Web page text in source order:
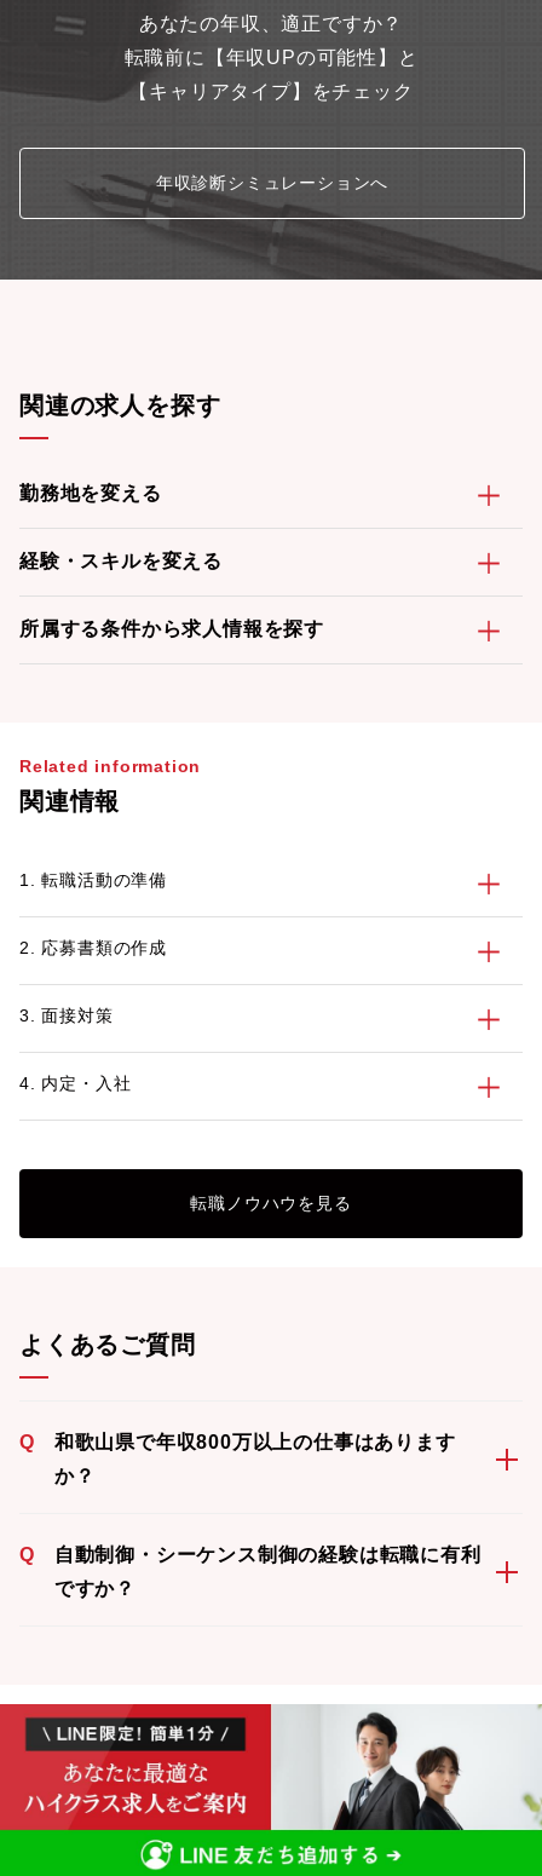
割合：約10%【キャリアステップイメージ】入社数年は機能設計
を行う主担当として業務遂行し、空調機器の知見を深めていただ
ての活躍を期待します。【使用言語、環境、ツール、資格等】工
英語も含まれます。製品知識、英語スキルが身につくようOJTや
識を有する・空調や冷熱事業への興味がある・海外勤務に興味が
あり、外国語習得意欲がある・協調性があり、他メンバーとの協
調、調整ができる【希望する専攻分野】機械、物理、化学工学
あなたの年収、適正ですか？
転職前に【年収UPの可能性】と
【キャリアタイプ】をチェック
年収診断シミュレーションへ
関連の求人を探す
勤務地を変える
経験・スキルを変える
所属する条件から求人情報を探す
Related information
関連情報
1. 転職活動の準備
2. 応募書類の作成
3. 面接対策
4. 内定・入社
転職ノウハウを見る
よくあるご質問
Q
和歌山県で年収800万以上の仕事はあります
か？
Q
自動制御・シーケンス制御の経験は転職に有利
ですか？